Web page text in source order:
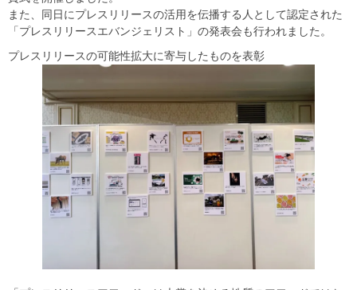
また、同日にプレスリリースの活用を伝播する人として認定された
「プレスリリースエバンジェリスト」の発表会も行われました。
プレスリリースの可能性拡大に寄与したものを表彰